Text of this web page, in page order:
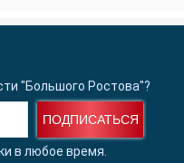
"Большого Ростова"?
ПОДПИСАТЬСЯ
в любое время.